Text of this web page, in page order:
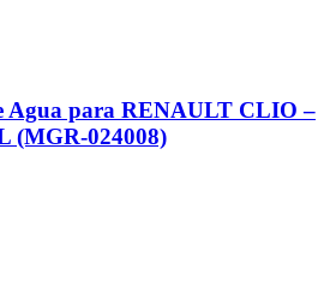
Agua para RENAULT CLIO –
(MGR-024008)